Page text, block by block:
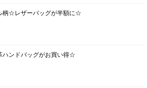
柄☆レザーバッグが半額に☆
ハンドバッグがお買い得☆